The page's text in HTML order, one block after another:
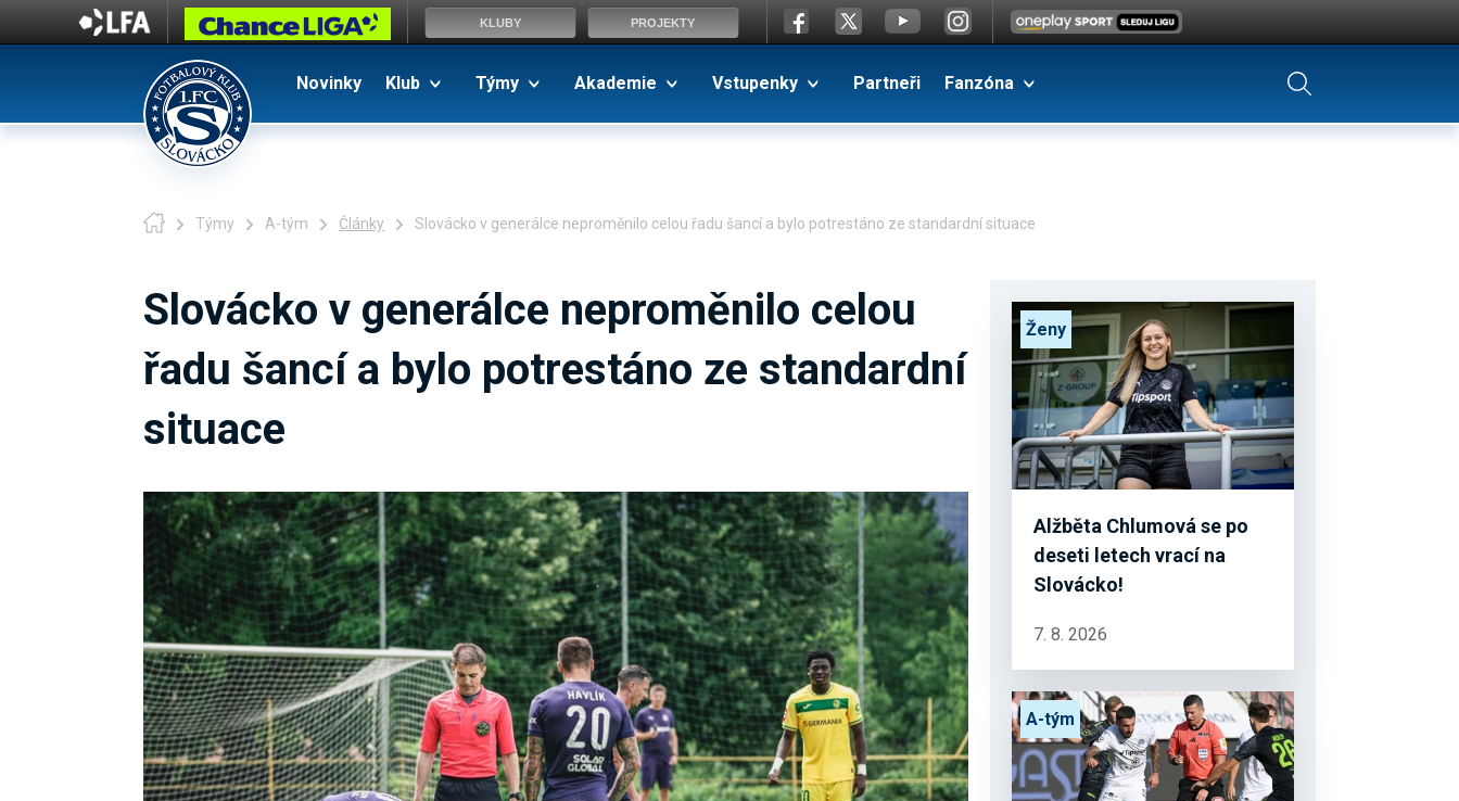
Novinky Klub Týmy Akademie Vstupenky Partneři Fanzóna
Týmy A-tým Články Slovácko v generálce neproměnilo celou řadu šancí a bylo potrestáno ze standardní situace
Slovácko v generálce neproměnilo celou
řadu šancí a bylo potrestáno ze standardní
situace
Alžběta Chlumová se po
deseti letech vrací na
Slovácko!
Ženy
7. 8. 2026
A-tým
KLUBY PROJEKTY